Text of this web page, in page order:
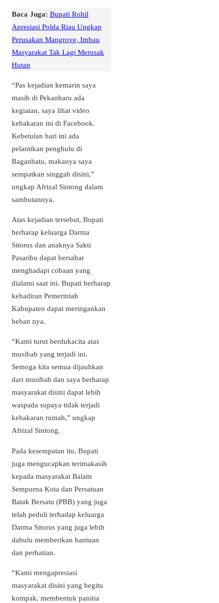
Baca Juga: Bupati Rohil
Apresiasi Polda Riau Ungkap
Perusakan Mangrove, Imbau
Masyarakat Tak Lagi Merusak
Hutan
“Pas kejadian kemarin saya
masih di Pekanbaru ada
kegiatan, saya lihat video
kebakaran ini di Facebook.
Kebetulan hari ini ada
pelantikan penghulu di
Baganbatu, makanya saya
sempatkan singgah disini,”
ungkap Afrizal Sintong dalam
sambutannya.
Atas kejadian tersebut, Bupati
berharap keluarga Darma
Sitorus dan anaknya Sakti
Pasaribu dapat bersabar
menghadapi cobaan yang
dialami saat ini. Bupati berharap
kehadiran Pemerintah
Kabupaten dapat meringankan
beban nya.
“Kami turut berdukacita atas
musibah yang terjadi ini.
Semoga kita semua dijauhkan
dari musibah dan saya berharap
masyarakat disini dapat lebih
waspada supaya tidak terjadi
kebakaran rumah,” ungkap
Afrizal Sintong.
Pada kesempatan itu, Bupati
juga mengucapkan terimakasih
kepada masyarakat Balam
Sempurna Kota dan Persatuan
Batak Bersatu (PBB) yang juga
telah peduli terhadap keluarga
Darma Sitorus yang juga lebih
dahulu memberikan bantuan
dan perhatian.
“Kami mengapresiasi
masyarakat disini yang begitu
kompak, membentuk panitia